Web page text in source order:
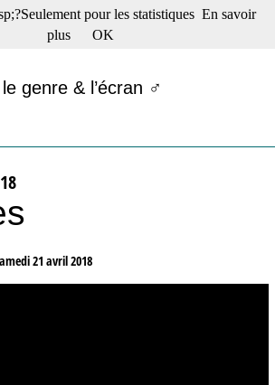
☰ Menu
!
genre & l’écran ♂
21 avril 2018
pour les statistiques En savoir
plus
OK